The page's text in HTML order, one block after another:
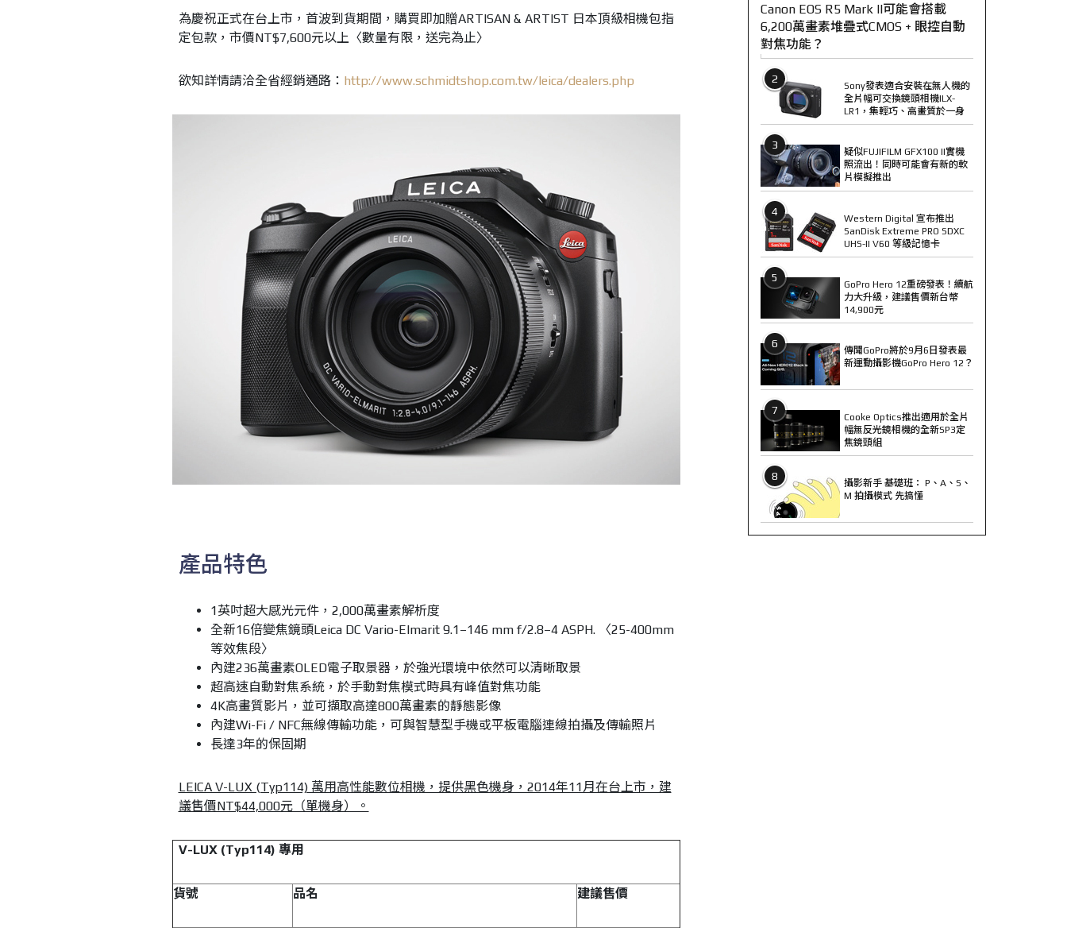
為慶祝正式在台上市，首波到貨期間，購買即加贈ARTISAN & ARTIST 日本頂級相機包指
定包款，市價NT$7,600元以上〈數量有限，送完為止〉
欲知詳情請洽全省經銷通路： http://www.schmidtshop.com.tw/leica/dealers.php
產品特色
1英吋超大感光元件，2,000萬畫素解析度
全新16倍變焦鏡頭Leica DC Vario-Elmarit 9.1–146 mm f/2.8–4 ASPH. 〈25-400mm
等效焦段〉
內建236萬畫素OLED電子取景器，於強光環境中依然可以清晰取景
超高速自動對焦系統，於手動對焦模式時具有峰值對焦功能
4K高畫質影片，並可擷取高達800萬畫素的靜態影像
內建Wi-Fi / NFC無線傳輸功能，可與智慧型手機或平板電腦連線拍攝及傳輸照片
長達3年的保固期
LEICA V-LUX (Typ114) 萬用高性能數位相機，提供黑色機身，2014年11月在台上市，建
議售價NT$44,000元（單機身）。
V-LUX (Typ114) 專用
貨號 品名 建議售價
Canon EOS R5 Mark II可能會搭載
6,200萬畫素堆疊式CMOS + 眼控自動
對焦功能？
2
Sony發表適合安裝在無人機的
全片幅可交換鏡頭相機ILX-
LR1，集輕巧、高畫質於一身
3
疑似FUJIFILM GFX100 II實機
照流出！同時可能會有新的軟
片模擬推出
4
Western Digital 宣布推出
SanDisk Extreme PRO SDXC
UHS-II V60 等級記憶卡
5
GoPro Hero 12重磅發表！續航
力大升級，建議售價新台幣
14,900元
6
傳聞GoPro將於9月6日發表最
新運動攝影機GoPro Hero 12？
7
Cooke Optics推出適用於全片
幅無反光鏡相機的全新SP3定
焦鏡頭組
8
攝影新手 基礎班： P、A、S、
M 拍攝模式 先搞懂